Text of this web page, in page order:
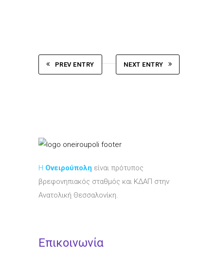
PREV ENTRY NEXT ENTRY
Η Ονειρούπολη είναι πρότυπος
βρεφονηπιακός σταθμός και ΚΔΑΠ στην
Ανατολική Θεσσαλονίκη.
Επικοινωνία